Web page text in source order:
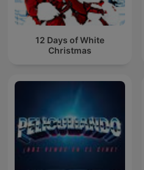
12 Days of White
Christmas